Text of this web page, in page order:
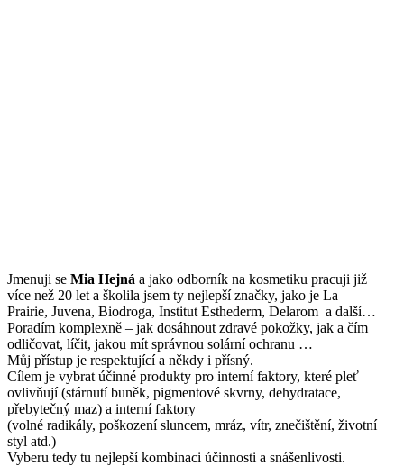
Jmenuji se Mia Hejná a jako odborník na kosmetiku pracuji již
více než 20 let a školila jsem ty nejlepší značky, jako je La
Prairie, Juvena, Biodroga, Institut Esthederm, Delarom a další…
Poradím komplexně – jak dosáhnout zdravé pokožky, jak a čím
odličovat, líčit, jakou mít správnou solární ochranu …
Můj přístup je respektující a někdy i přísný.
Cílem je vybrat účinné produkty pro interní faktory, které pleť
ovlivňují (stárnutí buněk, pigmentové skvrny, dehydratace,
přebytečný maz) a interní faktory
(volné radikály, poškození sluncem, mráz, vítr, znečištění, životní
styl atd.)
Vyberu tedy tu nejlepší kombinaci účinnosti a snášenlivosti.